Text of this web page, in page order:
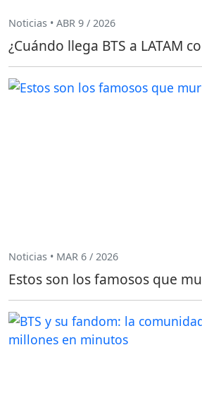
Noticias • ABR 9 / 2026
¿Cuándo llega BTS a LATAM
Noticias • MAR 6 / 2026
Estos son los famosos que